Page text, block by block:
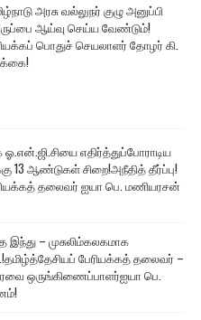
அரசு வல்லுநர் குழு அனுப்பி
ஆய்வு செய்ய வேண்டும்!
பொதுச் செயலாளர் தோழர் கி.
எதிர்த்துப்போராடிய
13 ஆண்டுகள் சிறை!அநீதித் தீர்ப்பு!
தலைவர் ஐயா பெ. மணியரசன்
– முசுலிம்கலகமாக
பேரியக்கத் தலைவர் –
ஒருங்கிணைப்பாளர்ஐயா பெ.